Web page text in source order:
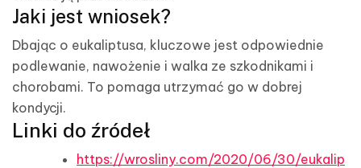
Jaki jest wniosek?
Dbając o eukaliptusa, kluczowe jest odpowiednie
podlewanie, nawożenie i walka ze szkodnikami i
chorobami. To pomaga utrzymać go w dobrej
kondycji.
Linki do źródeł
https://wrosliny.com/2020/06/30/eukalip